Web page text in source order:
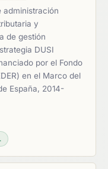
administración
y
de gestión
DUSI
por el Fondo
en el Marco del
España, 2014-